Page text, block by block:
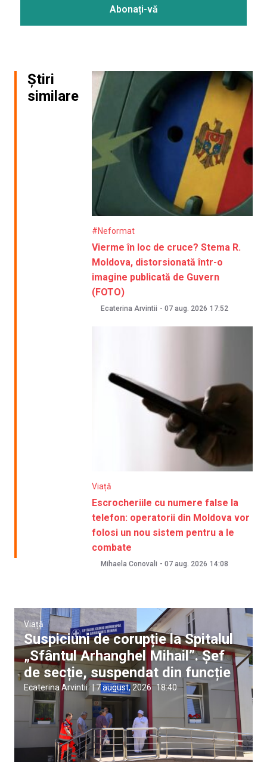
Știri
similare
#Neformat
Vierme în loc de cruce? Stema R.
Moldova, distorsionată într-o
imagine publicată de Guvern
(FOTO)
Ecaterina Arvintii - 07 aug. 2026 17:52
Viață
Escrocheriile cu numere false la
telefon: operatorii din Moldova vor
folosi un nou sistem pentru a le
combate
Mihaela Conovali - 07 aug. 2026 14:08
Viață
Suspiciuni de corupție la Spitalul
„Sfântul Arhanghel Mihail”. Șef
de secție, suspendat din funcție
Ecaterina Arvintii | 7 august, 2026 18:40